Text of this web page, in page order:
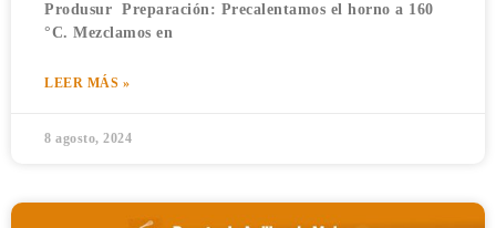
Produsur Preparación: Precalentamos el horno a 160
°C. Mezclamos en
LEER MÁS »
8 agosto, 2024